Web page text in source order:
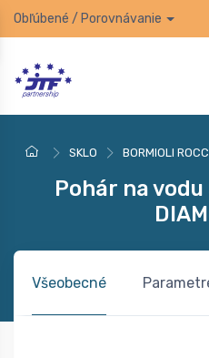
Obľúbené / Porovnávanie
SKLO BORMIOLI
Pohár na
Všeobecné